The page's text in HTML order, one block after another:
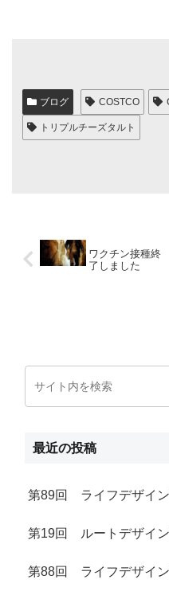
ブログ COSTCO
トリプルチーズタルト
ワクチン接種終
了しました
最近の投稿
第89回 ライフデザイ
第19回 ルートデザイン
第88回 ライフデザイ